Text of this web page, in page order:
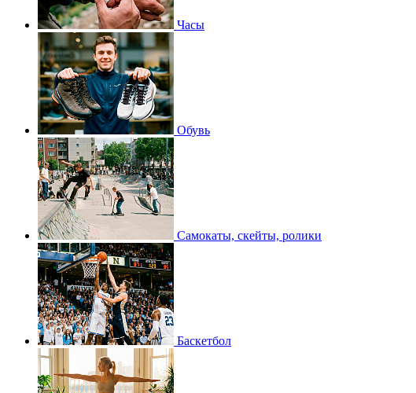
Часы
Обувь
Самокаты, скейты, ролики
Баскетбол